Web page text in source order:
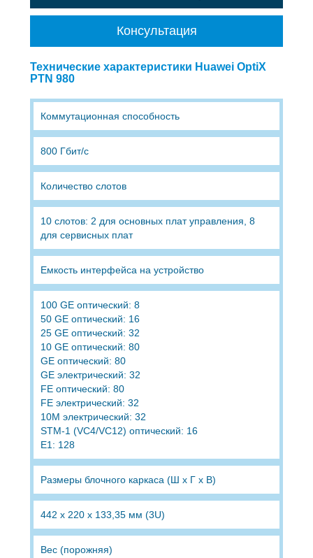
Консультация
Технические характеристики Huawei OptiX
PTN 980
Коммутационная способность
800 Гбит/с
Количество слотов
10 слотов: 2 для основных плат управления, 8
для сервисных плат
Емкость интерфейса на устройство
100 GE оптический: 8
50 GE оптический: 16
25 GE оптический: 32
10 GE оптический: 80
GE оптический: 80
GE электрический: 32
FE оптический: 80
FE электрический: 32
10M электрический: 32
STM-1 (VC4/VC12) оптический: 16
E1: 128
Размеры блочного каркаса (Ш x Г x В)
442 x 220 x 133,35 мм (3U)
Вес (порожняя)